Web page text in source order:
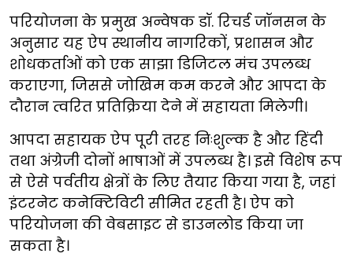
परियोजना के प्रमुख अन्वेषक डॉ. रिचर्ड जॉनसन के
अनुसार यह ऐप स्थानीय नागरिकों, प्रशासन और
शोधकर्ताओं को एक साझा डिजिटल मंच उपलब्ध
कराएगा, जिससे जोखिम कम करने और आपदा के
दौरान त्वरित प्रतिक्रिया देने में सहायता मिलेगी।
आपदा सहायक ऐप पूरी तरह निःशुल्क है और हिंदी
तथा अंग्रेजी दोनों भाषाओं में उपलब्ध है। इसे विशेष रूप
से ऐसे पर्वतीय क्षेत्रों के लिए तैयार किया गया है, जहां
इंटरनेट कनेक्टिविटी सीमित रहती है। ऐप को
परियोजना की वेबसाइट से डाउनलोड किया जा
सकता है।